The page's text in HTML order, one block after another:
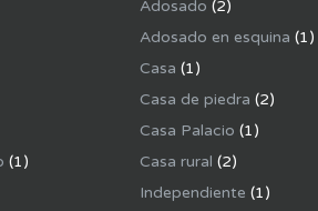
(1)
Adosado (2)
Adosado en esquina (1)
Casa (1)
Casa de piedra (2)
Casa Palacio (1)
Casa rural (2)
Independiente (1)